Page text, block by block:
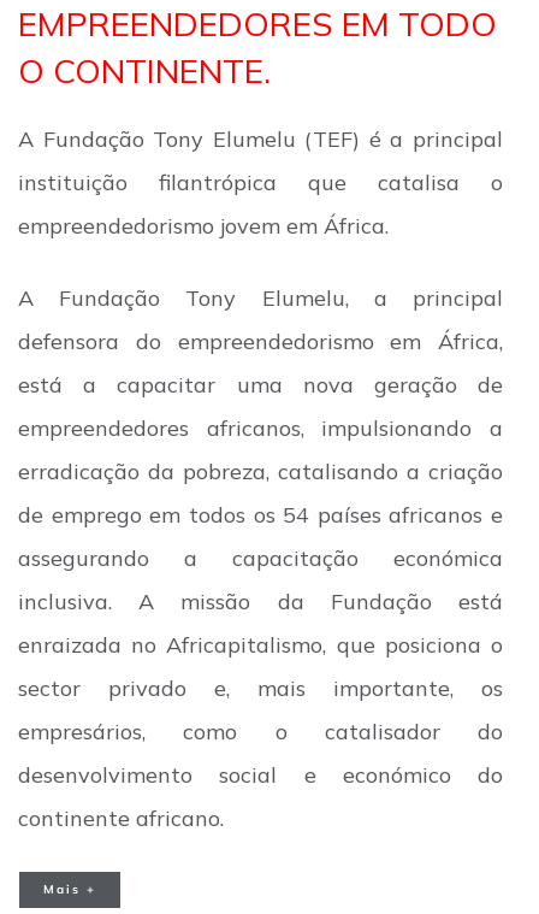
EMPREENDEDORES EM TODO
O CONTINENTE.
A Fundação Tony Elumelu (TEF) é a principal
instituição filantrópica que catalisa o
empreendedorismo jovem em África.
A Fundação Tony Elumelu, a principal
defensora do empreendedorismo em África,
está a capacitar uma nova geração de
empreendedores africanos, impulsionando a
erradicação da pobreza, catalisando a criação
de emprego em todos os 54 países africanos e
assegurando a capacitação económica
inclusiva. A missão da Fundação está
enraizada no Africapitalismo, que posiciona o
sector privado e, mais importante, os
empresários, como o catalisador do
desenvolvimento social e económico do
continente africano.
Mais +